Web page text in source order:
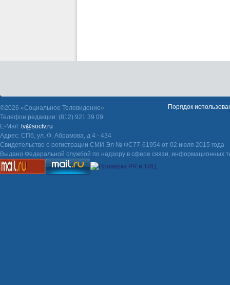
©2026 «Социальное Телевидение».
Телефон редакции: (812) 921 39 09
E-Mail: tv@soctv.ru
Адрес: СПб, ул. Ф. Абрамова, д 4 - 434
Свидетельство о регистрации СМИ Эл № ФС77-61954 от 02 июля 2015 года
Выдано Федеральной службой по надзору в сфере связи, информационных
Порядок